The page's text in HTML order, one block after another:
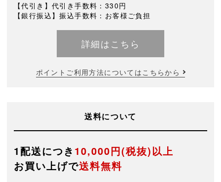
【代引き】代引き手数料：330円
【銀行振込】振込手数料：お客様ご負担
詳細はこちら
ポイントご利用方法についてはこちらから
送料について
1配送につき 10,000円(税抜)以上
お買い上げで送料無料